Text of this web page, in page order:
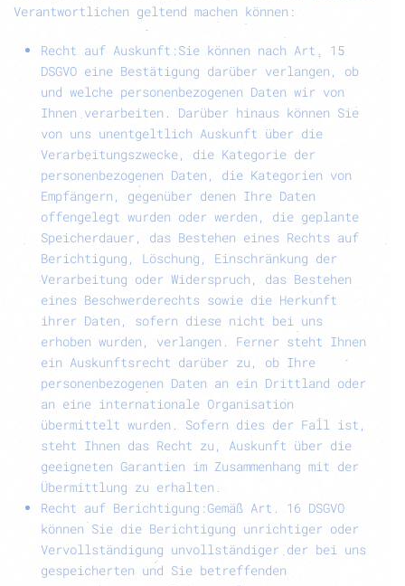
Verantwortlichen geltend machen können:
Recht auf Auskunft:Sie können nach Art. 15
DSGVO eine Bestätigung darüber verlangen, ob
und welche personenbezogenen Daten wir von
Ihnen verarbeiten. Darüber hinaus können Sie
von uns unentgeltlich Auskunft über die
Verarbeitungszwecke, die Kategorie der
personenbezogenen Daten, die Kategorien von
Empfängern, gegenüber denen Ihre Daten
offengelegt wurden oder werden, die geplante
Speicherdauer, das Bestehen eines Rechts auf
Berichtigung, Löschung, Einschränkung der
Verarbeitung oder Widerspruch, das Bestehen
eines Beschwerderechts sowie die Herkunft
ihrer Daten, sofern diese nicht bei uns
erhoben wurden, verlangen. Ferner steht Ihnen
ein Auskunftsrecht darüber zu, ob Ihre
personenbezogenen Daten an ein Drittland oder
an eine internationale Organisation
übermittelt wurden. Sofern dies der Fall ist,
steht Ihnen das Recht zu, Auskunft über die
geeigneten Garantien im Zusammenhang mit der
Übermittlung zu erhalten.
Recht auf Berichtigung:Gemäß Art. 16 DSGVO
können Sie die Berichtigung unrichtiger oder
Vervollständigung unvollständiger der bei uns
gespeicherten und Sie betreffenden